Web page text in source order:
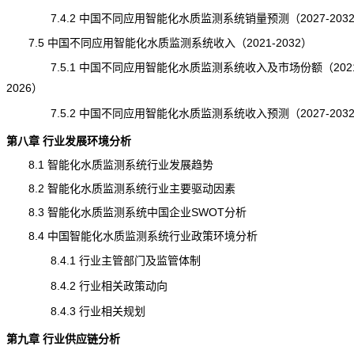
7.4.2 中国不同应用智能化水质监测系统销量预测（2027-
7.5 中国不同应用智能化水质监测系统收入（2021-2032）
7.5.1 中国不同应用智能化水质监测系统收入及市场份额（
2026）
7.5.2 中国不同应用智能化水质监测系统收入预测（2027-
第八章 行业发展环境分析
8.1 智能化水质监测系统行业发展趋势
8.2 智能化水质监测系统行业主要驱动因素
8.3 智能化水质监测系统中国企业SWOT分析
8.4 中国智能化水质监测系统行业政策环境分析
8.4.1 行业主管部门及监管体制
8.4.2 行业相关政策动向
8.4.3 行业相关规划
第九章 行业供应链分析